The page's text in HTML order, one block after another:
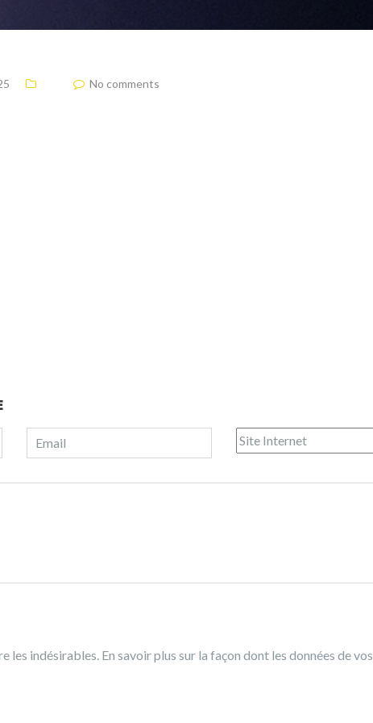
No comments
les indésirables. En savoir plus sur la façon dont les données de vos